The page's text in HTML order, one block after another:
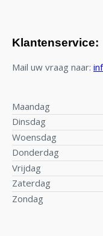
Klantenservice:
Mail uw vraag naar:
Maandag
Dinsdag
Woensdag
Donderdag
Vrijdag
Zaterdag
Zondag